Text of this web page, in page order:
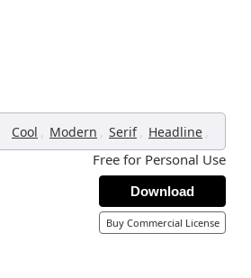
Cool , Modern , Serif , Headline ,
Free for Personal Use
Download
Buy Commercial License